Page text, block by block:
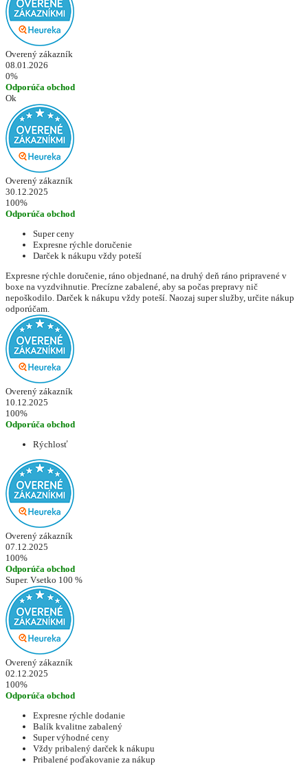
Overený zákazník
08.01.2026
0%
Odporúča obchod
Ok
Overený zákazník
30.12.2025
100%
Odporúča obchod
Super ceny
Expresne rýchle doručenie
Darček k nákupu vždy poteší
Expresne rýchle doručenie, ráno objednané, na druhý deň ráno pripravené v
boxe na vyzdvihnutie. Precízne zabalené, aby sa počas prepravy nič
nepoškodilo. Darček k nákupu vždy poteší. Naozaj super služby, určite nákup
odporúčam.
Overený zákazník
10.12.2025
100%
Odporúča obchod
Rýchlosť
Overený zákazník
07.12.2025
100%
Odporúča obchod
Super. Vsetko 100 %
Overený zákazník
02.12.2025
100%
Odporúča obchod
Expresne rýchle dodanie
Balík kvalitne zabalený
Super výhodné ceny
Vždy pribalený darček k nákupu
Pribalené poďakovanie za nákup